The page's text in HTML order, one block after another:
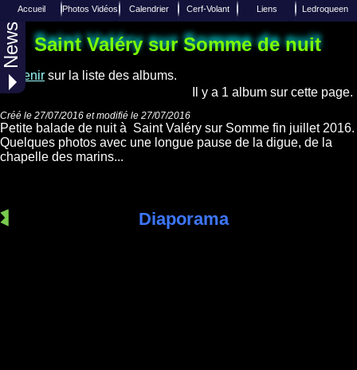
Accueil
Accueil
Photos Vidéos
Reportages
Photos Aériennes
Web TV
Calendrier
Calendrier 2027
Calendrier 2025
Cerf-Volant
Photo aérienne
Equipes / Club
Liens
Liens de Cerfs-Volants
Liens de divers sites Internets
Ledroqueen
Insèrer un Lien
Facebook
Over-Blog
News Saint Valéry sur Somme de nuit
Revenir sur la liste des albums.
Il y a 1 album sur cette page.
Créé le 27/07/2016 et modifié le 27/07/2016
Petite balade de nuit à Saint Valéry sur Somme fin juillet 2016.
Quelques photos avec une longue pause de la digue, de la
chapelle des marins...
Diaporama